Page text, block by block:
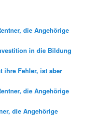
die Angehörige
in die Bildung
ihre Fehler, ist aber
die Angehörige
die Angehörige